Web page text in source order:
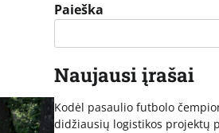
Paieška
Naujausi įrašai
Kodėl pasaulio futbolo
didžiausių logistikos projektų